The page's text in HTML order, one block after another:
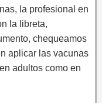
la profesional en
la libreta,
chequeamos
aplicar las vacunas
adultos como en